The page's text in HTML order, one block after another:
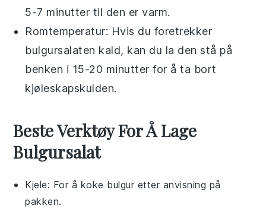
5-7 minutter til den er varm.
Romtemperatur: Hvis du foretrekker
bulgursalaten kald, kan du la den stå på
benken i 15-20 minutter for å ta bort
kjøleskapskulden.
Beste Verktøy For Å Lage
Bulgursalat
Kjele: For å koke bulgur etter anvisning på
pakken.